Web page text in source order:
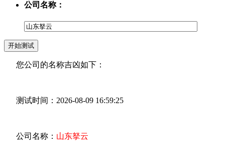
公司名称：
您公司的名称吉凶如下：
测试时间：2026-08-09 16:59:25
公司名称： 山东拏云